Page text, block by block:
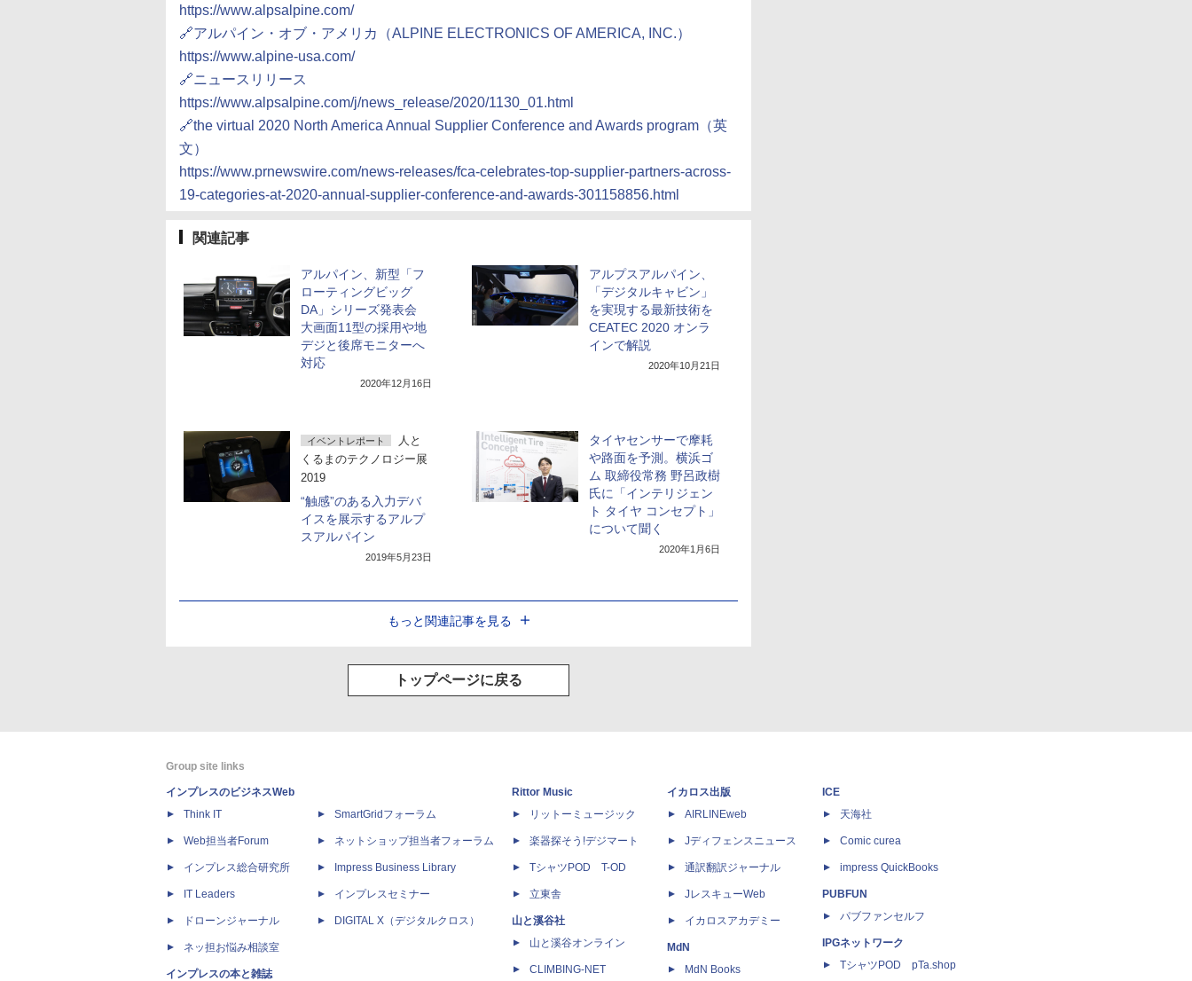
https://www.alpsalpine.com/
🔗アルパイン・オブ・アメリカ（ALPINE ELECTRONICS OF AMERICA, INC.）
https://www.alpine-usa.com/
🔗ニュースリリース
https://www.alpsalpine.com/j/news_release/2020/1130_01.html
🔗the virtual 2020 North America Annual Supplier Conference and Awards program（英
文）
https://www.prnewswire.com/news-releases/fca-celebrates-top-supplier-partners-across-
19-categories-at-2020-annual-supplier-conference-and-awards-301158856.html
関連記事
アルパイン、新型「フ
ローティングビッグ
DA」シリーズ発表会
大画面11型の採用や地
デジと後席モニターへ
対応
2020年12月16日
アルプスアルパイン、
「デジタルキャビン」
を実現する最新技術を
CEATEC 2020 オンラ
インで解説
2020年10月21日
イベントレポート
人と
くるまのテクノロジー展
2019
“触感”のある入力デバ
イスを展示するアルプ
スアルパイン
2019年5月23日
タイヤセンサーで摩耗
や路面を予測。横浜ゴ
ム 取締役常務 野呂政樹
氏に「インテリジェン
ト タイヤ コンセプト」
について聞く
2020年1月6日
もっと関連記事を見る
トップページに戻る
Group site links
インプレスのビジネスWeb
Think IT
Web担当者Forum
インプレス総合研究所
IT Leaders
ドローンジャーナル
ネッ担お悩み相談室
インプレスの本と雑誌
SmartGridフォーラム
ネットショップ担当者フォーラム
Impress Business Library
インプレスセミナー
DIGITAL X（デジタルクロス）
Rittor Music
リットーミュージック
楽器探そう!デジマート
TシャツPOD T-OD
立東舎
山と溪谷社
山と溪谷オンライン
CLIMBING-NET
イカロス出版
AIRLINEweb
Jディフェンスニュース
通訳翻訳ジャーナル
JレスキューWeb
イカロスアカデミー
MdN
MdN Books
ICE
天海社
Comic curea
impress QuickBooks
PUBFUN
パブファンセルフ
IPGネットワーク
TシャツPOD pTa.shop